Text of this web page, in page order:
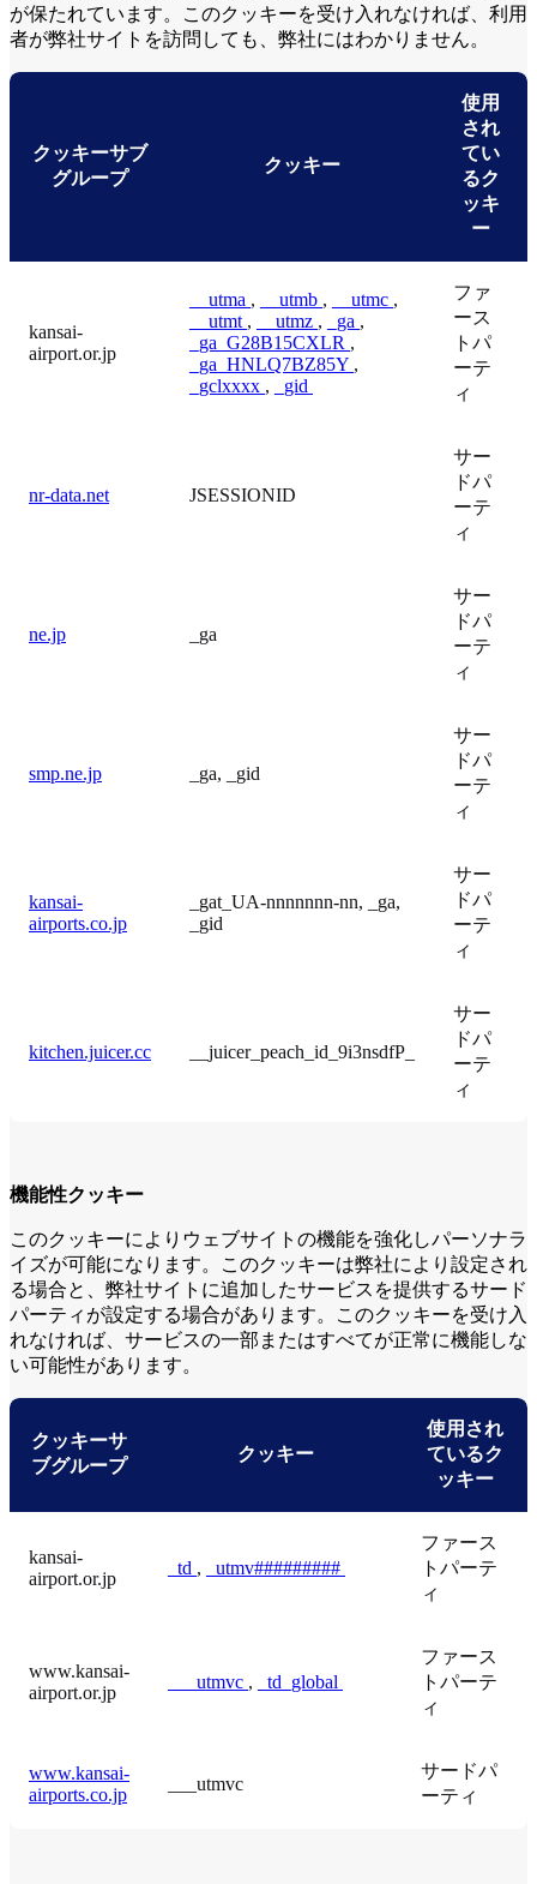
が保たれています。このクッキーを受け入れなければ、利用
者が弊社サイトを訪問しても、弊社にはわかりません。
クッキーサブ
グループ
クッキー
使用
され
てい
るク
ッキ
ー
kansai-
airport.or.jp
__utma , __utmb , __utmc ,
__utmt , __utmz , _ga ,
_ga_G28B15CXLR ,
_ga_HNLQ7BZ85Y ,
_gclxxxx , _gid
ファ
ース
トパ
ーテ
ィ
nr-data.net JSESSIONID
サー
ドパ
ーテ
ィ
ne.jp _ga
サー
ドパ
ーテ
ィ
smp.ne.jp _ga, _gid
サー
ドパ
ーテ
ィ
kansai-
airports.co.jp
_gat_UA-nnnnnnn-nn, _ga,
_gid
サー
ドパ
ーテ
ィ
kitchen.juicer.cc __juicer_peach_id_9i3nsdfP_
サー
ドパ
ーテ
ィ
機能性クッキー
このクッキーによりウェブサイトの機能を強化しパーソナラ
イズが可能になります。このクッキーは弊社により設定され
る場合と、弊社サイトに追加したサービスを提供するサード
パーティが設定する場合があります。このクッキーを受け入
れなければ、サービスの一部またはすべてが正常に機能しな
い可能性があります。
クッキーサ
ブグループ
クッキー
使用され
ているク
ッキー
kansai-
airport.or.jp
_td , _utmv#########
ファース
トパーテ
ィ
www.kansai-
airport.or.jp
___utmvc , _td_global
ファース
トパーテ
ィ
www.kansai-
airports.co.jp
___utmvc
サードパ
ーティ